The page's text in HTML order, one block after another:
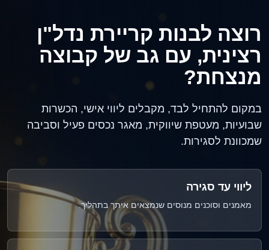
רוצה לבנות קריירת נדל"ן
רצינית, עם גב של קבוצה
מנצחת?
במקום להתחיל לבד, מקבלים ליווי אישי, הכשרות
שבועיות, מעטפת שיווקית, מאגר נכסים פעיל וסביבה
שמכוונת לסגירות.
ליווי עד סגירה
מאמנים וסוכנים מנוסים שנמצאים איתך בתהליך.